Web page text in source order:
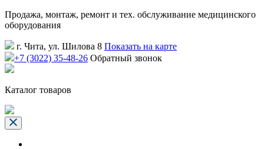
Продажа, монтаж, ремонт и тех. обслуживание медицинского
оборудования
г. Чита, ул. Шилова 8 Показать на карте
+7 (3022) 35-48-26 Обратный звонок
Каталог товаров